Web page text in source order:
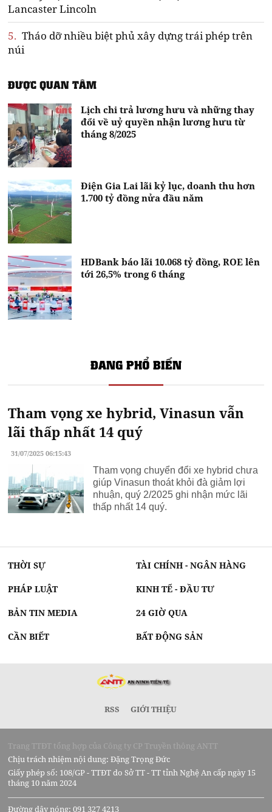
Lancaster Lincoln
5. Tháo dỡ nhiều biệt phủ xây dựng trái phép trên
núi
ĐƯỢC QUAN TÂM
Lịch chi trả lương hưu và những thay
đổi về uỷ quyền nhận lương hưu từ
tháng 8/2025
Điện Gia Lai lãi kỷ lục, doanh thu hơn
1.700 tỷ đồng nửa đầu năm
HDBank báo lãi 10.068 tỷ đồng, ROE lên
tới 26,5% trong 6 tháng
ĐANG PHỔ BIẾN
Tham vọng xe hybrid, Vinasun vẫn
lãi thấp nhất 14 quý
31/07/2025 06:15:43
Tham vọng chuyển đổi xe hybrid chưa
giúp Vinasun thoát khỏi đà giảm lợi
nhuận, quý 2/2025 ghi nhận mức lãi
thấp nhất 14 quý.
THỜI SỰ TÀI CHÍNH - NGÂN HÀNG
PHÁP LUẬT KINH TẾ - ĐẦU TƯ
BẢN TIN MEDIA 24 GIỜ QUA
CẦN BIẾT BẤT ĐỘNG SẢN
RSS GIỚI THIỆU
Trang TTĐT tổng hợp của Công ty CP Truyền thông ANTT
Chịu trách nhiệm nội dung: Đặng Trọng Đức
Giấy phép số: 108/GP - TTĐT do Sở TT - TT tỉnh Nghệ An cấp ngày 15
tháng 10 năm 2024
Đường dây nóng: 091 327 4213